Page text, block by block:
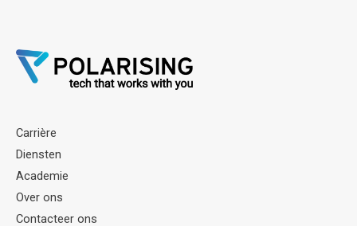
Carrière
Diensten
Academie
Over ons
Contacteer ons